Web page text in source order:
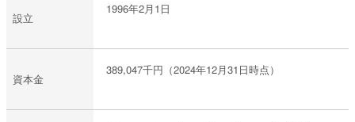
設立
1996年2月1日
資本金
389,047千円（2024年12月31日時点）